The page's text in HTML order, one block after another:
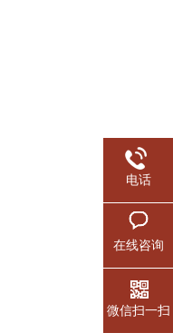
电话
在线咨询
微信扫一扫